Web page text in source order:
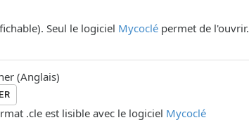
Seul le logiciel Mycoclé permet de l'ouvrir.
(Anglais)
.cle est lisible avec le logiciel Mycoclé